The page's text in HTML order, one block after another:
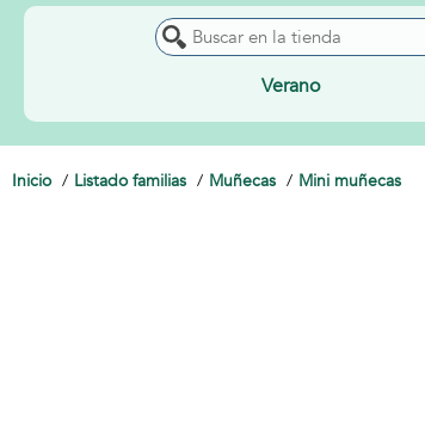
Verano
Inicio Listado familias Muñecas Mini muñecas